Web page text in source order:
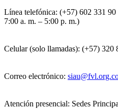
Línea telefónica: (+57) 602 331
7:00 a. m. – 5:00 p. m.)
Celular (solo llamadas): (+57)
Correo electrónico:
Atención presencial: Sedes